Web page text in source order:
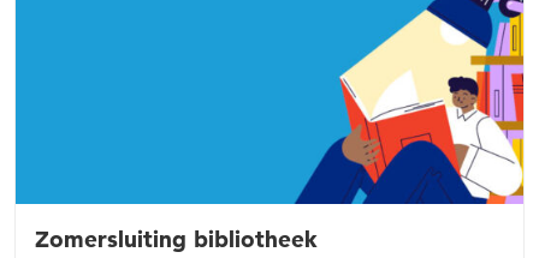
Zomersluiting bibliotheek